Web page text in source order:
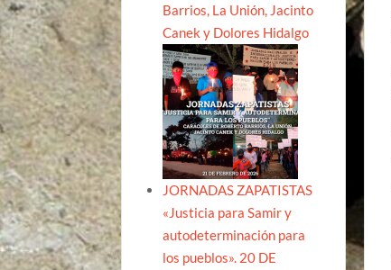
Barrios, La Unión, Jacinto
Canek y Dolores Hidalgo
JORNADAS ZAPATISTAS
«Justicia para Samir y
autodeterminación para
los pueblos». 20 DE